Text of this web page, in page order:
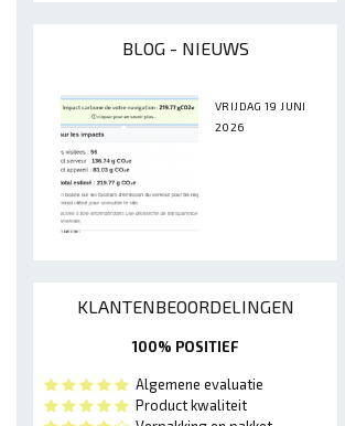
BLOG - NIEUWS
VRIJDAG 19 JUNI
2026
KLANTENBEOORDELINGEN
100% POSITIEF
Algemene evaluatie
Product kwaliteit